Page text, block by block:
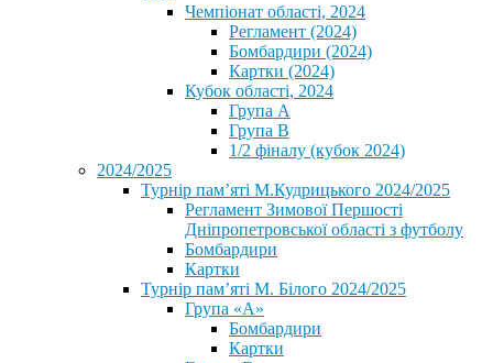
Чемпіонат області, 2024
Регламент (2024)
Бомбардири (2024)
Картки (2024)
Кубок області, 2024
Група А
Група В
1/2 фіналу (кубок 2024)
2024/2025
Турнір пам’яті М.Кудрицького 2024/2025
Регламент Зимової Першості
Дніпропетровської області з футболу
Бомбардири
Картки
Турнір пам’яті М. Білого 2024/2025
Група «А»
Бомбардири
Картки